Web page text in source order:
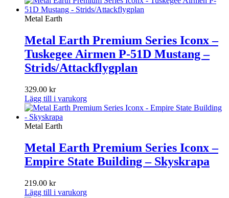
Metal Earth
Metal Earth Premium Series Iconx –
Tuskegee Airmen P-51D Mustang –
Strids/Attackflygplan
329.00 kr
Lägg till i varukorg
Metal Earth
Metal Earth Premium Series Iconx –
Empire State Building – Skyskrapa
219.00 kr
Lägg till i varukorg